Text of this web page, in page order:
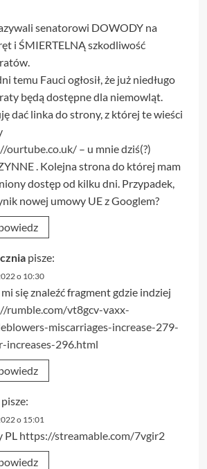
senatorowi DOWODY na
i ŚMIERTELNĄ szkodliwość
temu Fauci ogłosił, że już niedługo
będą dostępne dla niemowląt.
dać linka do strony, z której te wieści
ourtube.co.uk/– u mnie dziś(?)
. Kolejna strona do której mam
dostęp od kilku dni. Przypadek,
nowej umowy UE z Googlem?
pisze:
o 10:30
mi się znaleźć fragment gdzie indziej
rumble.com/vt8gcv-vaxx-
miscarriages-increase-279-
increases-296.html
pisze:
o 15:01
PL https://streamable.com/7vgir2